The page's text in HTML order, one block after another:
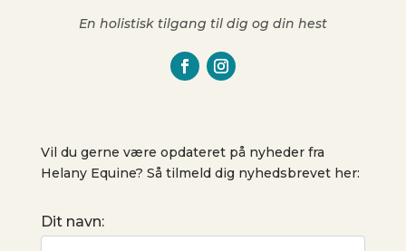
En holistisk tilgang til dig og din hest
Vil du gerne være opdateret på nyheder fra
Helany Equine? Så tilmeld dig nyhedsbrevet her:
Dit navn: